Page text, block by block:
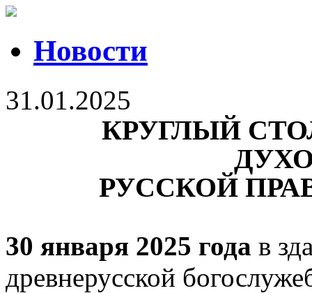
Новости
31.01.2025
КРУГЛЫЙ
РУССКОЙ
30 января 2025 года в
древнерусской